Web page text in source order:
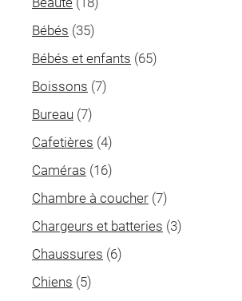
Bébés (35)
Bébés et enfants (65)
Boissons (7)
Bureau (7)
Cafetières (4)
Caméras (16)
Chambre à coucher (7)
Chargeurs et batteries (3)
Chaussures (6)
Chiens (5)